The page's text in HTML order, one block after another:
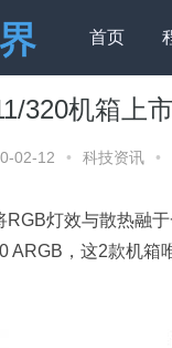
首页
讯» 酷冷MB311/320机
320机箱上
02-12 • 科技资讯 •
RGB灯效与散热融
ARGB，这2款机箱